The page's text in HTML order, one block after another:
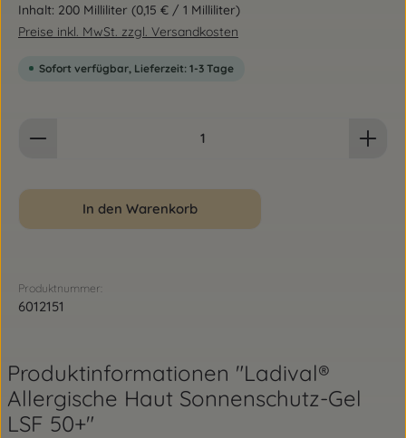
Inhalt: 200 Milliliter (0,15 € / 1 Milliliter)
Preise inkl. MwSt. zzgl. Versandkosten
Sofort verfügbar, Lieferzeit: 1-3 Tage
In den Warenkorb
Produktnummer:
6012151
Produktinformationen "Ladival®
Allergische Haut Sonnenschutz-Gel
LSF 50+"